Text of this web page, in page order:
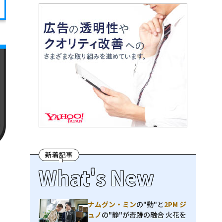
新着記事
What's New
ナムグン・ミンの"動"と2PM ジ
ュノの"静"が奇跡の融合 火花を